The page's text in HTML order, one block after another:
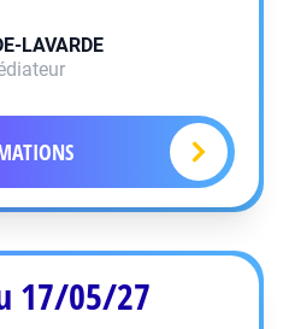
LAVARDE
17/05/27